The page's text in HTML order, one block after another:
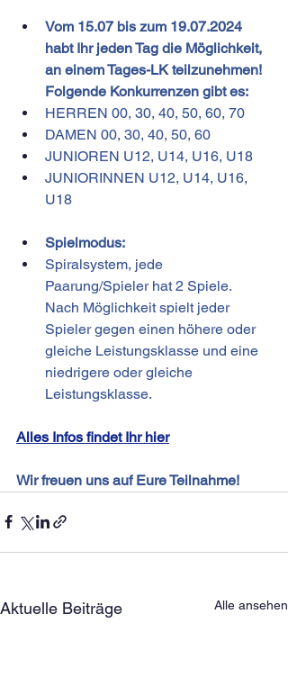
Vom 15.07 bis zum 19.07.2024
habt Ihr jeden Tag die Möglichkeit,
an einem Tages-LK teilzunehmen!
Folgende Konkurrenzen gibt es:
﻿﻿HERREN 00, 30, 40, 50, 60, 70
﻿﻿DAMEN 00, 30, 40, 50, 60
﻿﻿JUNIOREN U12, U14, U16, U18
﻿﻿JUNIORINNEN U12, U14, U16,
U18
Spielmodus:
Spiralsystem, jede
Paarung/Spieler hat 2 Spiele.
Nach Möglichkeit spielt jeder
Spieler gegen einen höhere oder
gleiche Leistungsklasse und eine
niedrigere oder gleiche
Leistungsklasse.
Alles Infos findet Ihr hier
​Wir freuen uns auf Eure Teilnahme!
Aktuelle Beiträge Alle ansehen